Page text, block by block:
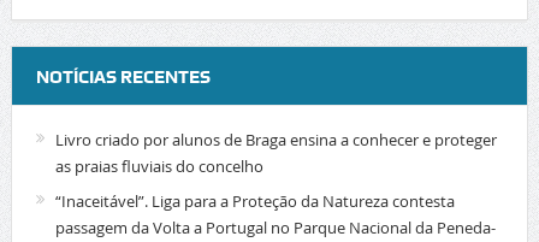
NOTÍCIAS RECENTES
Livro criado por alunos de Braga ensina a conhecer e proteger
as praias fluviais do concelho
“Inaceitável”. Liga para a Proteção da Natureza contesta
passagem da Volta a Portugal no Parque Nacional da Peneda-